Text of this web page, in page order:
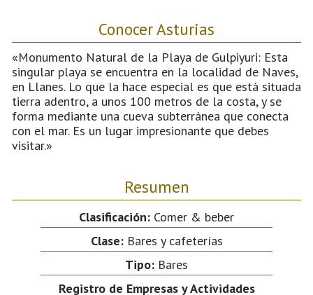
Conocer Asturias
«Monumento Natural de la Playa de Gulpiyuri: Esta
singular playa se encuentra en la localidad de Naves,
en Llanes. Lo que la hace especial es que está situada
tierra adentro, a unos 100 metros de la costa, y se
forma mediante una cueva subterránea que conecta
con el mar. Es un lugar impresionante que debes
visitar.»
Resumen
Clasificación: Comer & beber
Clase:Bares y cafeterías
Tipo: Bares
Registro de Empresas y Actividades